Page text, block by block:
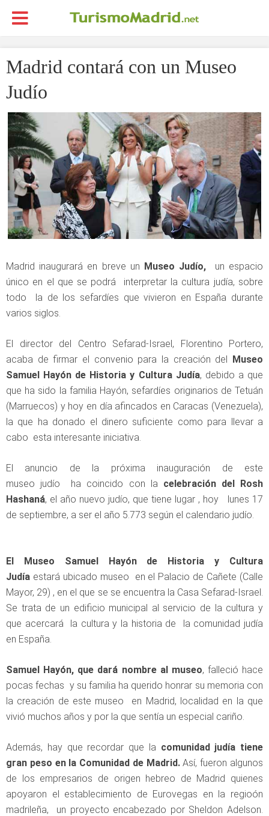
Madrid contará con un Museo
Judío
Madrid inaugurará en breve un Museo Judío, un espacio
único en el que se podrá interpretar la cultura judía, sobre
todo la de los sefardíes que vivieron en España durante
varios siglos.
El director del Centro Sefarad-Israel, Florentino Portero,
acaba de firmar el convenio para la creación del Museo
Samuel Hayón de Historia y Cultura Judía, debido a que
que ha sido la familia Hayón, sefardíes originarios de Tetuán
(Marruecos) y hoy en día afincados en Caracas (Venezuela),
la que ha donado el dinero suficiente como para llevar a
cabo esta interesante iniciativa.
El anuncio de la próxima inauguración de este
museo judío ha coincido con la celebración del Rosh
Hashaná, el año nuevo judío, que tiene lugar , hoy lunes 17
de septiembre, a ser el año 5.773 según el calendario judío.
El Museo
Samuel Hayón de Historia y Cultura
Judía estará ubicado museo en el Palacio de Cañete (Calle
Mayor, 29) , en el que se se encuentra la Casa Sefarad-Israel.
Se trata de un edificio municipal al servicio de la cultura y
que acercará la cultura y la historia de la comunidad judía
en España.
Samuel Hayón, que dará nombre al museo, falleció hace
pocas fechas y su familia ha querido honrar su memoria con
la creación de este museo en Madrid, localidad en la que
vivió muchos años y por la que sentía un especial cariño.
Además, hay que recordar que la comunidad judía tiene
gran peso en la Comunidad de Madrid.Así, fueron algunos
de los empresarios de origen hebreo de Madrid quienes
apoyaron el establecimiento de Eurovegas en la regioón
madrileña, un proyecto encabezado por Sheldon Adelson.